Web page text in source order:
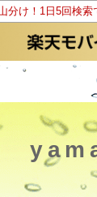
分け！1日5回検